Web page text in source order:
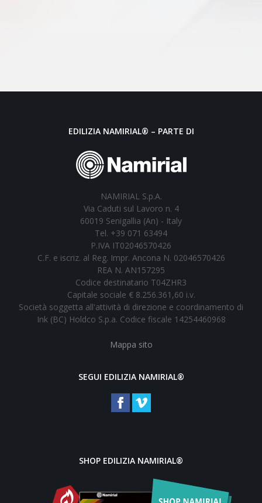
EDILIZIA NAMIRIAL® – PARTE DI
NAMIRIAL S.p.A.
Via Caduti sul Lavoro n. 4
60019 Senigallia (An) - Italy
Tel. +39 071 63494
P.IVA IT02046570426
C.F. e iscriz. al Reg. Impr. Ancona N. 02046570426
REA N. AN157295
Codice destinatario T04ZHR3
Capitale sociale € 8.256.361,60 i.v.
Società soggetta all'attività di direzione e coordinamento di
Ink (BC) Holdco S.p.a. Codice fiscale 14254460968
Mappa sito
SEGUI EDILIZIA NAMIRIAL®
SHOP EDILIZIA NAMIRIAL®